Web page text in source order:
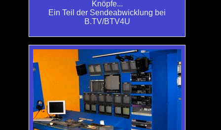
Knöpfe...
Ein Teil der Sendeabwicklung bei
B.TV/BTV4U